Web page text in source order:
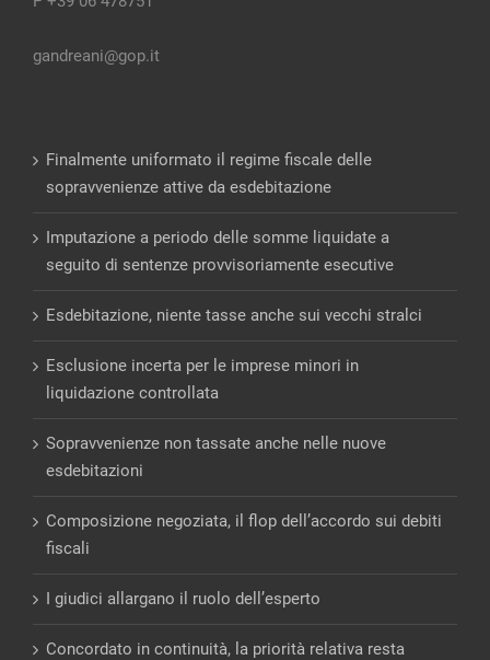
gandreani@gop.it
Imputazione a periodo delle somme liquidate a
Esdebitazione, niente tasse anche sui vecchi stralci
Esclusione incerta per le imprese minori in
Sopravvenienze non tassate anche nelle nuove
Composizione negoziata, il flop dell’accordo sui debiti
I giudici allargano il ruolo dell’esperto
Concordato in continuità, la priorità relativa resta